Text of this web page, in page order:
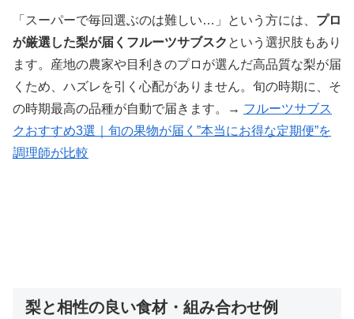
「スーパーで毎回選ぶのは難しい…」という方には、 プロ
が厳選した梨が届くフルーツサブスク という選択肢もあり
ます。産地の農家や目利きのプロが選んだ高品質な梨が届
くため、ハズレを引く心配がありません。旬の時期に、そ
の時期最高の品種が自動で届きます。→ フルーツサブス
クおすすめ3選｜旬の果物が届く”本当にお得な定期便”を
調理師が比較
梨と相性の良い食材・組み合わせ例